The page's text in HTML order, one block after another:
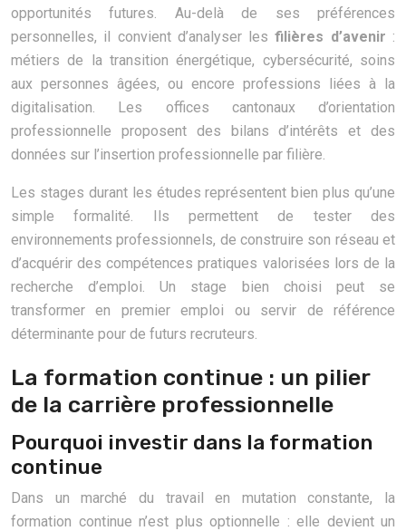
opportunités futures. Au-delà de ses préférences
personnelles, il convient d’analyser lesfilières d’avenir :
métiers de la transition énergétique, cybersécurité, soins
aux personnes âgées, ou encore professions liées à la
digitalisation. Les offices cantonaux d’orientation
professionnelle proposent des bilans d’intérêts et des
données sur l’insertion professionnelle par filière.
Les stages durant les études représentent bien plus qu’une
simple formalité. Ils permettent de tester des
environnements professionnels, de construire son réseau et
d’acquérir des compétences pratiques valorisées lors de la
recherche d’emploi. Un stage bien choisi peut se
transformer en premier emploi ou servir de référence
déterminante pour de futurs recruteurs.
La formation continue : un pilier
de la carrière professionnelle
Pourquoi investir dans la formation
continue
Dans un marché du travail en mutation constante, la
formation continue n’est plus optionnelle : elle devient un